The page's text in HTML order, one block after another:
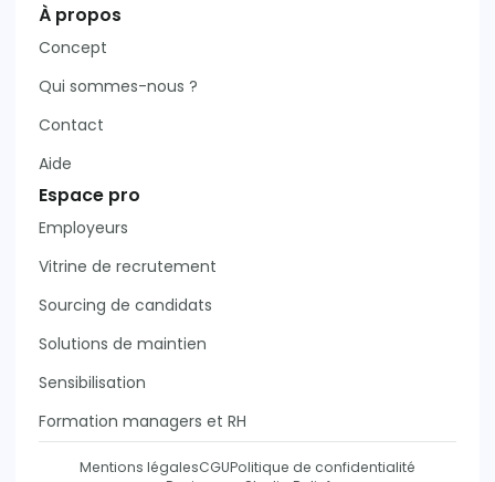
À propos
Concept
Qui sommes-nous ?
Contact
Aide
Espace pro
Employeurs
Vitrine de recrutement
Sourcing de candidats
Solutions de maintien
Sensibilisation
Formation managers et RH
Mentions légalesCGUPolitique de confidentialité